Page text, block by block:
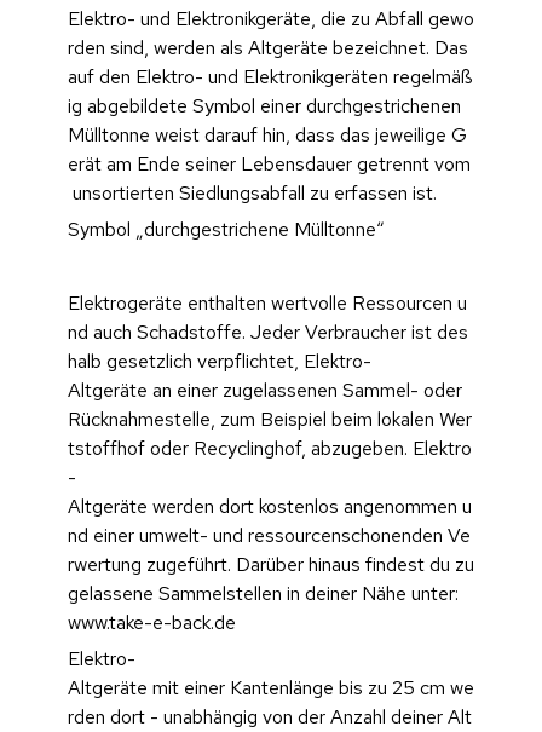
Elektro- und Elektronikgeräte, die zu Abfall gewo
rden sind, werden als Altgeräte bezeichnet. Das
auf den Elektro- und Elektronikgeräten regelmäß
ig abgebildete Symbol einer durchgestrichenen
Mülltonne weist darauf hin, dass das jeweilige G
erät am Ende seiner Lebensdauer getrennt vom
unsortierten Siedlungsabfall zu erfassen ist.
Symbol „durchgestrichene Mülltonne“
Elektrogeräte enthalten wertvolle Ressourcen u
nd auch Schadstoffe. Jeder Verbraucher ist des
halb gesetzlich verpflichtet, Elektro-
Altgeräte an einer zugelassenen Sammel- oder
Rücknahmestelle, zum Beispiel beim lokalen Wer
tstoffhof oder Recyclinghof, abzugeben. Elektro
-
Altgeräte werden dort kostenlos angenommen u
nd einer umwelt- und ressourcenschonenden Ve
rwertung zugeführt. Darüber hinaus findest du zu
gelassene Sammelstellen in deiner Nähe unter:
www.take-e-back.de
Elektro-
Altgeräte mit einer Kantenlänge bis zu 25 cm we
rden dort - unabhängig von der Anzahl deiner Alt